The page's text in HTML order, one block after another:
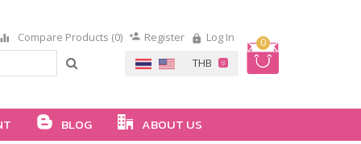
0
Compare Products (0) Register Log In
BLOG ABOUT US